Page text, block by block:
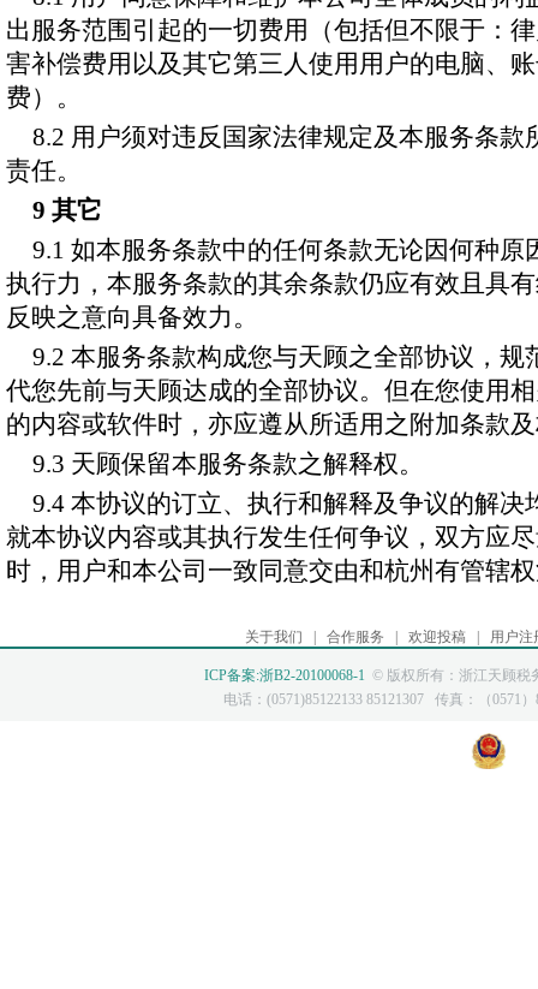
出服务范围引起的一切费用（包括但不限于：
害补偿费用以及其它第三人使用用户的电脑、
费）。
8.2 用户须对违反国家法律规定及本服务条
责任。
9 其它
9.1 如本服务条款中的任何条款无论因何种
执行力，本服务条款的其余条款仍应有效且具
反映之意向具备效力。
9.2 本服务条款构成您与天顾之全部协议，
代您先前与天顾达成的全部协议。但在您使用
的内容或软件时，亦应遵从所适用之附加条款
9.3 天顾保留本服务条款之解释权。
9.4 本协议的订立、执行和解释及争议的解
就本协议内容或其执行发生任何争议，双方应
时，用户和本公司一致同意交由和杭州有管辖
关于我们 合作服务 欢迎投稿 用户注
ICP备案:浙B2-20100068-1 © 版权所有：浙江天顾税
电话：(0571)85122133 85121307 传真：（0571